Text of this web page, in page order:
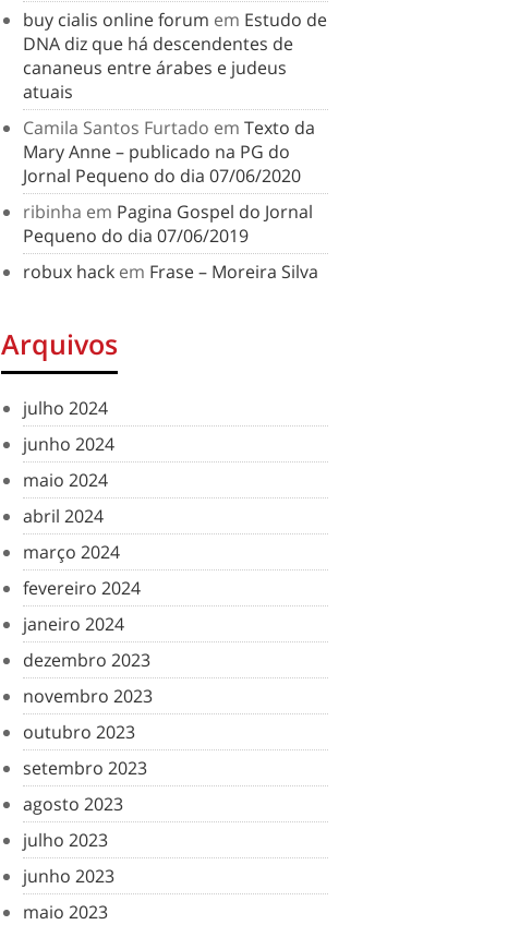
buy cialis online forum em Estudo de
DNA diz que há descendentes de
cananeus entre árabes e judeus
atuais
Camila Santos Furtado em Texto da
Mary Anne – publicado na PG do
Jornal Pequeno do dia 07/06/2020
ribinha em Pagina Gospel do Jornal
Pequeno do dia 07/06/2019
robux hack em Frase – Moreira Silva
Arquivos
julho 2024
junho 2024
maio 2024
abril 2024
março 2024
fevereiro 2024
janeiro 2024
dezembro 2023
novembro 2023
outubro 2023
setembro 2023
agosto 2023
julho 2023
junho 2023
maio 2023